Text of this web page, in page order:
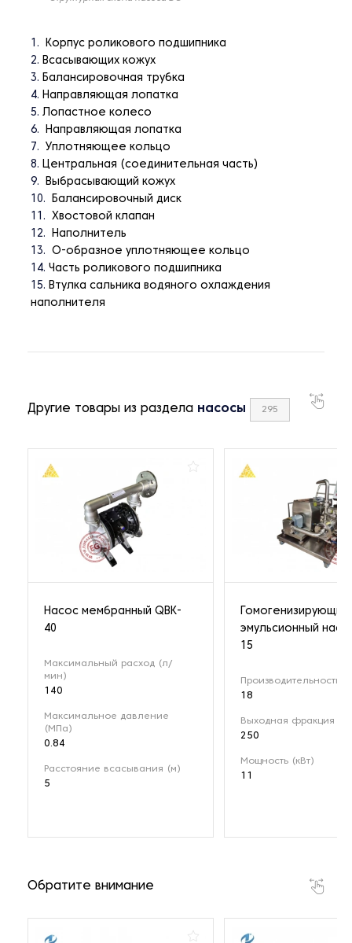
Корпус роликового подшипника
Всасывающих кожух
Балансировочная трубка
Направляющая лопатка
Лопастное колесо
Направляющая лопатка
Уплотняющее кольцо
Центральная (соединительная часть)
Выбрасывающий кожух
Балансировочный диск
Хвостовой клапан
Наполнитель
О-образное уплотняющее кольцо
Часть роликового подшипника
Втулка сальника водяного охлаждения
наполнителя
Другие товары из раздела насосы 295
Насос мембранный QBK-
40
Максимальный расход (л/
мин)
140
Максимальное давление
(МПа)
0.84
Расстояние всасывания (м)
5
Гомогенизирующий
эмульсионный
15
Производительность
18
Выходная фракция
250
Мощность (кВт)
11
Обратите внимание